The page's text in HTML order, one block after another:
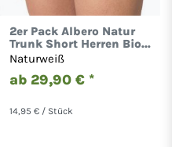
2er Pack Albero Natur
Trunk Short Herren Bio-
Baumwolle Boxershort
Naturweiß
ab 29,90 € *
14,95 € / Stück